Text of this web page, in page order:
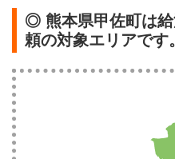
◎ 熊本県甲佐町は
頼の対象エリアです。